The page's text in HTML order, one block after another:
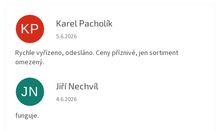
KP Karel Pacholík
Hodnocení obchodu je 4 z 5 hvězdiček.
5.6.2026
Rychle vyřízeno, odesláno. Ceny příznivé, jen sortiment
omezený.
JN Jiří Nechvíl
Hodnocení obchodu je 5 z 5 hvězdiček.
4.6.2026
funguje.